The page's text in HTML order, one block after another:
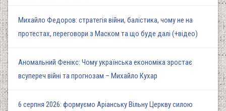
Михайло Федоров: стратегія війни, балістика, чому не на
протестах, переговори з Маском та що буде далі (+відео)
Аномальний Фенікс: Чому українська економіка зростає
всупереч війні та прогнозам – Михайло Кухар
6 серпня 2026: формуємо Аріанську Вільну Церкву силою